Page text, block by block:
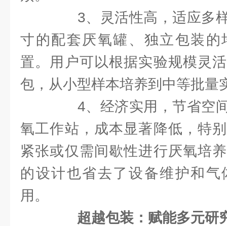
3、灵活性高，适应多样
寸的配套厌氧罐、独立包装的
置。用户可以根据实验规模灵
包，从小型样本培养到中等批量
4、经济实用，节省空间
氧工作站，成本显著降低，特
紧张或仅需间歇性进行厌氧培
的设计也省去了设备维护和
用。
超越包装：赋能多元研